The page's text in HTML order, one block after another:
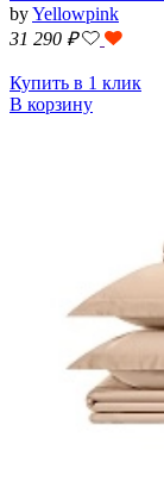
byYellowpink
31 290 ₽
Купить в 1 клик
В корзину